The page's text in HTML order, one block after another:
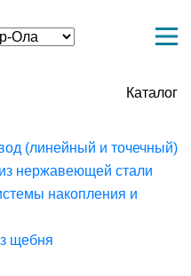
Каталог
(линейный и точечный)
нержавеющей стали
накопления и
щебня